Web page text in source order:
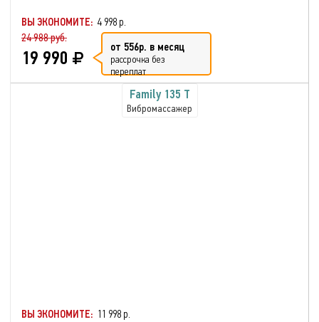
ВЫ ЭКОНОМИТЕ: 4 998 р.
24 988 руб.
19 990 от 556р. в месяц
рассрочка без
переплат
Family 135 T
Вибромассажер
ВЫ ЭКОНОМИТЕ: 11 998 р.